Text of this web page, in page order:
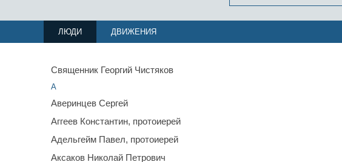
ЛЮДИ ДВИЖЕНИЯ
Священник Георгий Чистяков
А
Аверинцев Сергей
Аггеев Константин, протоиерей
Адельгейм Павел, протоиерей
Аксаков Николай Петрович